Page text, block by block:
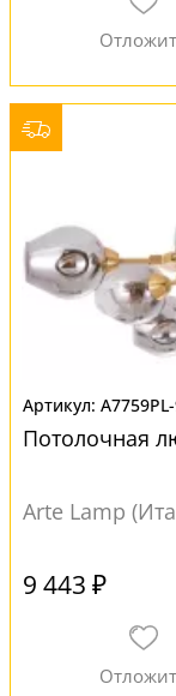
Потолочная
Arte Lamp
9 443 ₽